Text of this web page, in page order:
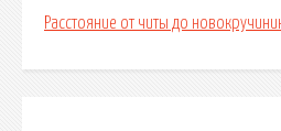
Расстояние от читы до